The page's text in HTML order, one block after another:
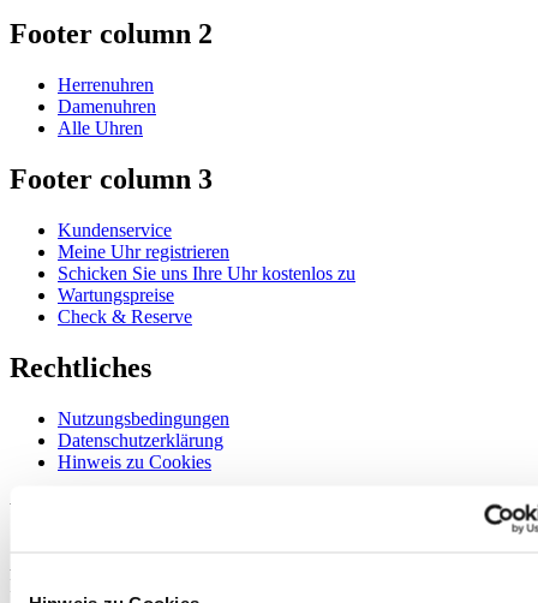
Footer column 2
Herrenuhren
Damenuhren
Alle Uhren
Footer column 3
Kundenservice
Meine Uhr registrieren
Schicken Sie uns Ihre Uhr kostenlos zu
Wartungspreise
Check & Reserve
Rechtliches
Nutzungsbedingungen
Datenschutzerklärung
Hinweis zu Cookies
Willkommen im CERTINA Club
Information